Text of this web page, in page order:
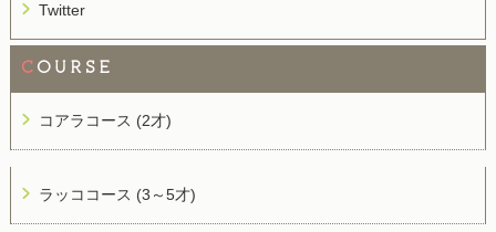
Twitter
C OURSE
コアラコース (2才)
ラッココース (3～5才)